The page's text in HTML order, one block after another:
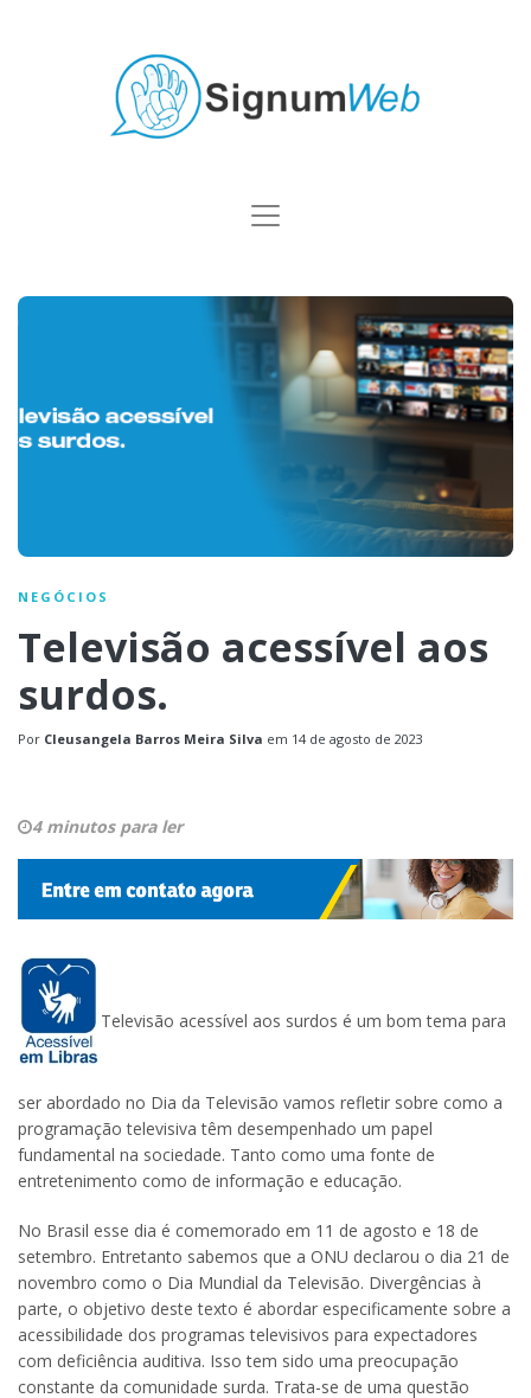
NEGÓCIOS
Televisão acessível aos
surdos.
Por Cleusangela Barros Meira Silva em 14 de agosto de 2023
4 minutos para ler
Televisão acessível aos surdos é um bom tema para
ser abordado no Dia da Televisão vamos refletir sobre como a
programação televisiva têm desempenhado um papel
fundamental na sociedade. Tanto como uma fonte de
entretenimento como de informação e educação.
No Brasil esse dia é comemorado em 11 de agosto e 18 de
setembro. Entretanto sabemos que a ONU declarou o dia 21 de
novembro como o Dia Mundial da Televisão. Divergências à
parte, o objetivo deste texto é abordar especificamente sobre a
acessibilidade dos programas televisivos para expectadores
com deficiência auditiva. Isso tem sido uma preocupação
constante da comunidade surda. Trata-se de uma questão